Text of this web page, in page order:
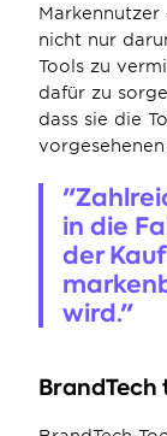
nicht nur
Tools zu
dafür zu
dass sie die
in die
der
wird."
BrandTech